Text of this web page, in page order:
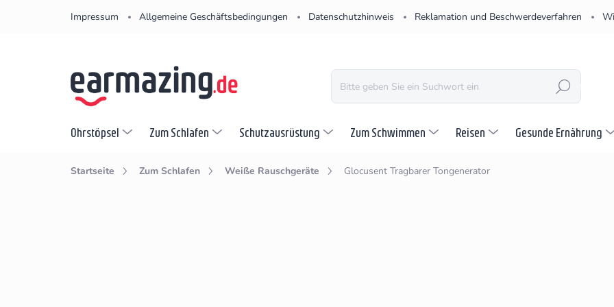
Impressum Allgemeine Geschäftsbedingungen Datenschutzhinweis Reklamation und Beschwerdeverfahren
SUCHEN
Ohrstöpsel Zum Schlafen Schutzausrüstung Zum Schwimmen Reisen Gesunde Ernährung
Startseite Zum Schlafen Weiße Rauschgeräte Glocusent Tragbarer Tongenerator